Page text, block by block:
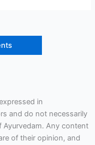
in
and do not necessarily
Any content
of their opinion, and